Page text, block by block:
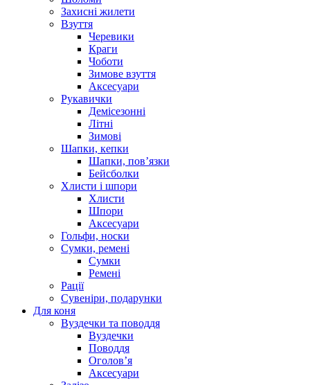
Захисні жилети
Взуття
Черевики
Краги
Чоботи
Зимове взуття
Аксесуари
Рукавички
Демісезонні
Літні
Зимові
Шапки, кепки
Шапки, пов’язки
Бейсболки
Хлисти і шпори
Хлисти
Шпори
Аксесуари
Гольфи, носки
Сумки, ремені
Сумки
Ремені
Рації
Сувеніри, подарунки
Для коня
Вуздечки та поводдя
Вуздечки
Поводдя
Оголов’я
Аксесуари